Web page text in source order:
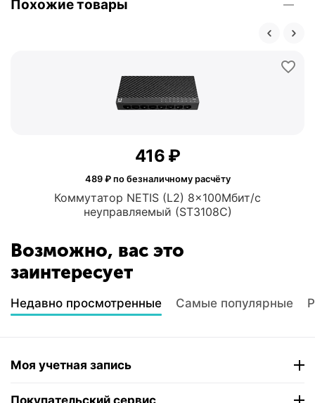
Похожие товары
Коммутатор NETIS (L2) 8x100Мбит/с
неуправляемый (ST3108C)
‍416‍ ₽
489₽ по безналичному расчёту
Возможно, вас это
заинтересует
Недавно просмотренные Самые популярные
Моя учетная запись